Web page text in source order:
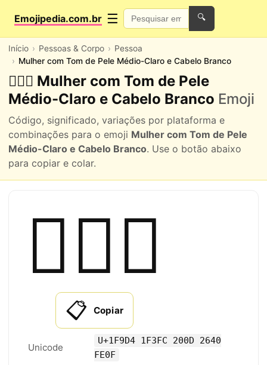
Emojipedia.com.br ☰ 🔍
Início Pessoas & Corpo
Pessoa
Mulher com Tom de Pele Médio-Claro e Cabelo Branco
🧔🏼‍♀️ Mulher com Tom de Pele
Médio-Claro e Cabelo Branco Emoji
Código, significado, variações por plataforma e
combinações para o emoji Mulher com Tom de Pele
Médio-Claro e Cabelo Branco. Use o botão abaixo
para copiar e colar.
🧔🏼‍♀️
📋 Copiar
Unicode
U+1F9D4 1F3FC 200D 2640
FE0F